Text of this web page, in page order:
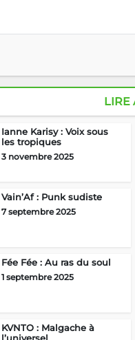
LIRE
3 novembre 2025
Vain’Af : Punk sudiste
7 septembre 2025
Fée Fée : Au ras du soul
1 septembre 2025
KVNTO : Malgache à
l’universel
3 août 2025
Mama Rasta : Pas là pour
plaire